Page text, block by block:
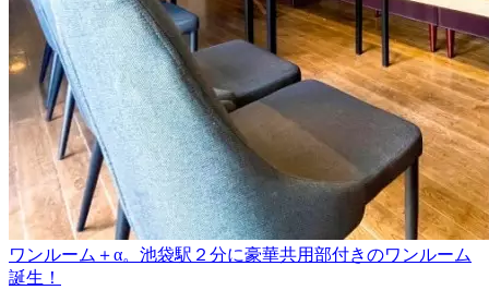
ワンルーム＋α。池袋駅２分に豪華共用部付きのワンルーム
誕生！